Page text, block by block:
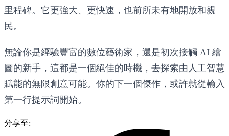
里程碑。它更強大、更快速，也前所未有地開放和親
民。
無論你是經驗豐富的數位藝術家，還是初次接觸 AI 繪
圖的新手，這都是一個絕佳的時機，去探索由人工智慧
賦能的無限創意可能。你的下一個傑作，或許就從輸入
第一行提示詞開始。
分享至: